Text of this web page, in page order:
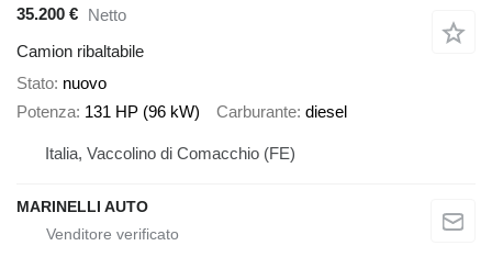
35.200 € Netto
Camion ribaltabile
Stato nuovo
Potenza 131 HP (96 kW) Carburante diesel
Italia, Vaccolino di Comacchio (FE)
MARINELLI AUTO